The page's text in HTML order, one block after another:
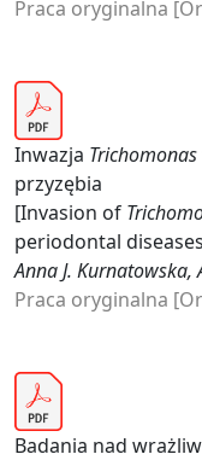
Praca oryginalna
Inwazja
przyzębia
[Invasion of
periodontal
Anna J.
Praca oryginalna
Badania nad